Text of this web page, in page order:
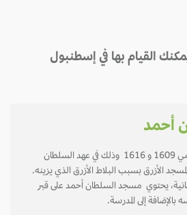
القيام بها في إسطنبول
تم بناء هذا المسجد بين عامي 1609 و 1616 وذلك في عهد السلطان
الأزرق بسبب البلاط الأزرق الذي يزينه.
يحتوي مسجد السلطان أحمد على قبر
إلى المدرسة.